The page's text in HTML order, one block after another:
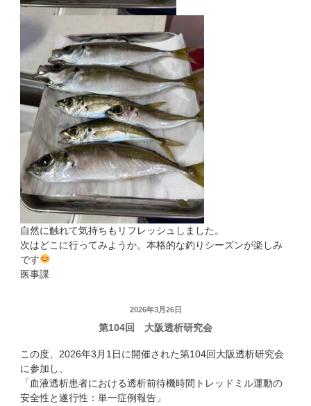
自然に触れて気持ちもリフレッシュしました。
次はどこに行ってみようか。本格的な釣りシーズンが楽しみ
です
医事課
投
稿
2026年3月26日
第104回 大阪透析研究会
この度、2026年3月1日に開催された第104回大阪透析研究会
に参加し、
「血液透析患者における透析前待機時間トレッドミル運動の
安全性と遂行性：単一症例報告」